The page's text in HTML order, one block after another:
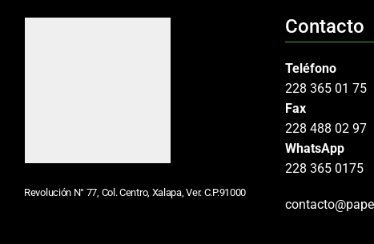
Revolución N° 77, Col. Centro, Xalapa, Ver. C.P.91000
Contacto
Teléfono
228 365 01 75
Fax
228 488 02 97
WhatsApp
228 365 0175